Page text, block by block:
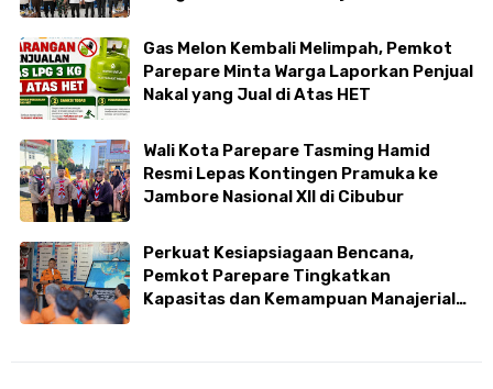
Gas Melon Kembali Melimpah, Pemkot
Parepare Minta Warga Laporkan Penjual
Nakal yang Jual di Atas HET
Wali Kota Parepare Tasming Hamid
Resmi Lepas Kontingen Pramuka ke
Jambore Nasional XII di Cibubur
Perkuat Kesiapsiagaan Bencana,
Pemkot Parepare Tingkatkan
Kapasitas dan Kemampuan Manajerial